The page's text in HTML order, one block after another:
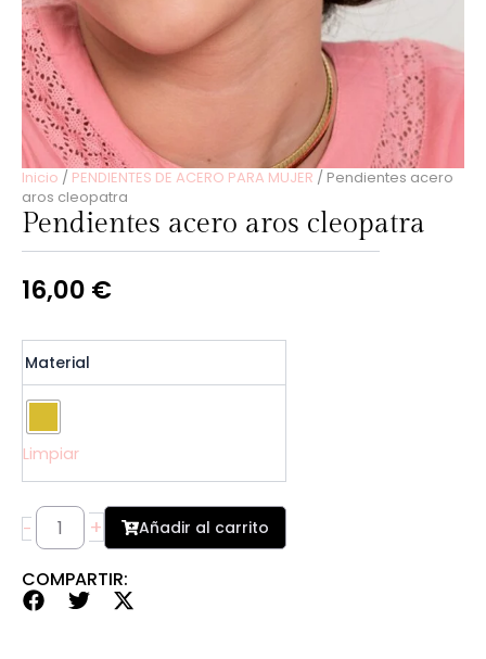
Inicio / PENDIENTES DE ACERO PARA MUJER / Pendientes acero
aros cleopatra
Pendientes acero aros cleopatra
16,00 €
Material
Limpiar
-
acero
cantidad
+ Añadir al carrito
COMPARTIR: